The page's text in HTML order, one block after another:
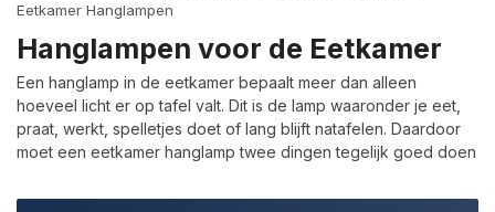
Eetkamer Hanglampen
Hanglampen voor de Eetkamer
Een hanglamp in de eetkamer bepaalt meer dan alleen
hoeveel licht er op tafel valt. Dit is de lamp waaronder je eet,
praat, werkt, spelletjes doet of lang blijft natafelen. Daardoor
moet een eetkamer hanglamp twee dingen tegelijk goed doen